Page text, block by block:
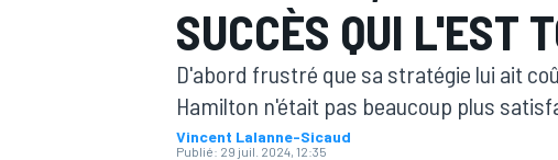
SUCCÈS QUI L'EST
D'abord frustré que sa stratégie lui ait
Hamilton n'était pas beaucoup plus
Vincent Lalanne-Sicaud
Publié: 29 juil. 2024, 12:35